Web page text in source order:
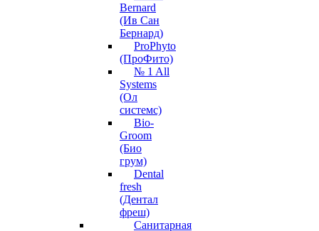
Bernard
(Ив Сан
Бернард)
ProPhyto
(ПроФито)
№ 1 All
Systems
(Ол
системс)
Bio-
Groom
(Био
грум)
Dental
fresh
(Дентал
фреш)
Санитарная